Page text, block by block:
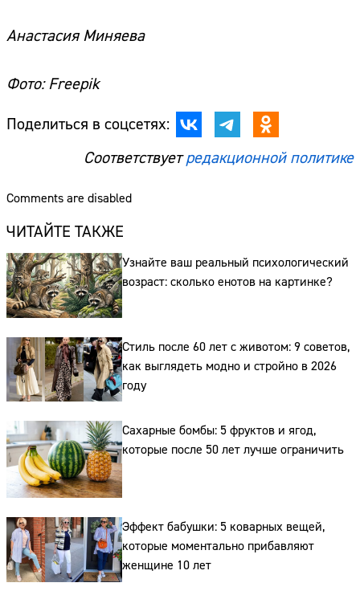
Анастасия Миняева
Фото: Freepik
Поделиться в соцсетях:
Соответствуетредакционной политике
Comments are disabled
ЧИТАЙТЕ ТАКЖЕ
Узнайте ваш реальный психологический
возраст: сколько енотов на картинке?
Стиль после 60 лет с животом: 9 советов,
как выглядеть модно и стройно в 2026
году
Сахарные бомбы: 5 фруктов и ягод,
которые после 50 лет лучше ограничить
Эффект бабушки: 5 коварных вещей,
которые моментально прибавляют
женщине 10 лет